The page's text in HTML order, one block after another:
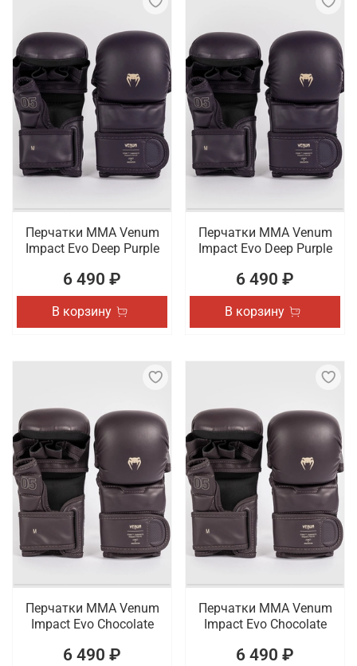
Перчатки ММА Venum
Impact Evo Deep Purple
6 490 ₽
В корзину
Перчатки ММА Venum
Impact Evo Deep Purple
6 490 ₽
В корзину
Перчатки ММА Venum
Impact Evo Chocolate
6 490 ₽
Перчатки ММА Venum
Impact Evo Chocolate
6 490 ₽